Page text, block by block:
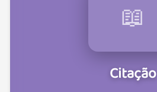
📖
Citação